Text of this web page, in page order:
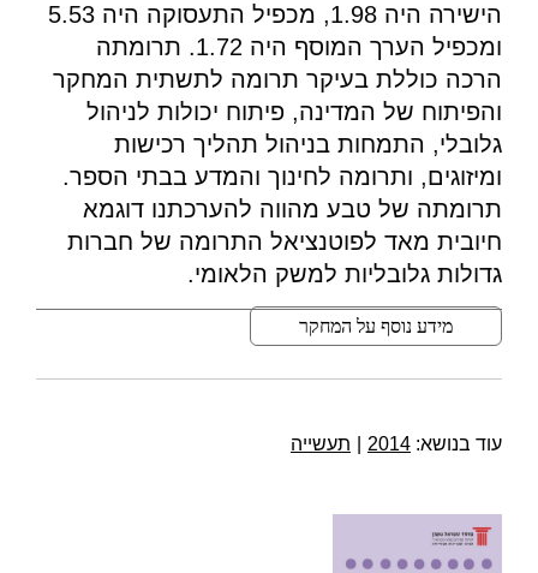
הישירה היה 1.98, מכפיל התעסוקה היה 5.53
ומכפיל הערך המוסף היה 1.72. תרומתה
הרכה כוללת בעיקר תרומה לתשתית המחקר
והפיתוח של המדינה, פיתוח יכולות לניהול
גלובלי, התמחות בניהול תהליך רכישות
ומיזוגים, ותרומה לחינוך והמדע בבתי הספר.
תרומתה של טבע מהווה להערכתנו דוגמא
חיובית מאד לפוטנציאל התרומה של חברות
גדולות גלובליות למשק הלאומי.
מידע נוסף על המחקר
עוד בנושא: 2014 תעשייה